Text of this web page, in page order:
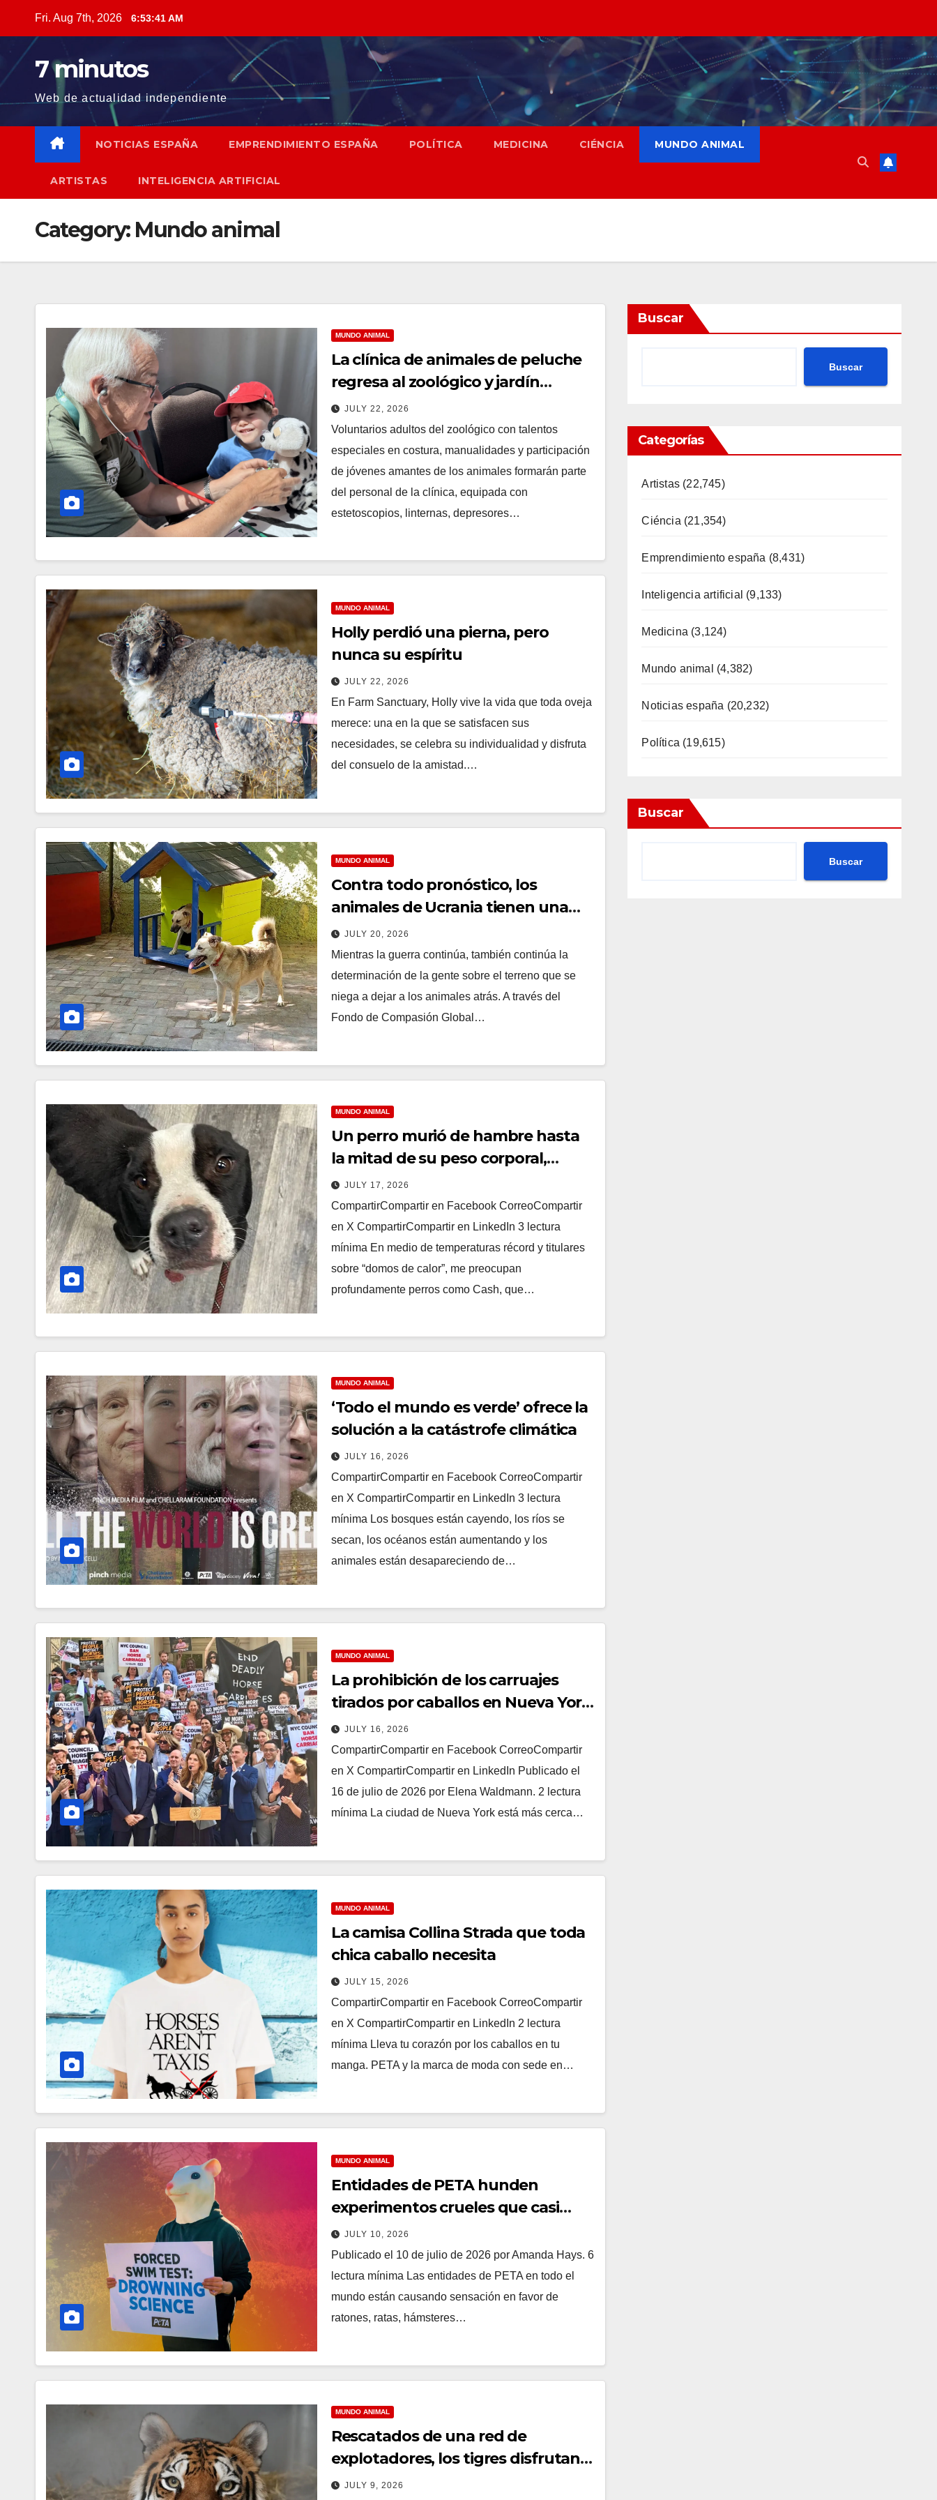
content
Fri. Aug 7th, 2026 6:53:42 AM
7 minutos
Web de actualidad independiente
NOTICIAS ESPAÑA EMPRENDIMIENTO ESPAÑA POLÍTICA MEDICINA CIÉNCIA MUNDO ANIMAL
ARTISTAS INTELIGENCIA ARTIFICIAL
Category: Mundo animal
MUNDO ANIMAL
La clínica de animales de peluche
regresa al zoológico y jardín
botánico de Cincinnati
JULY 22, 2026
Voluntarios adultos del zoológico con talentos
especiales en costura, manualidades y participación
de jóvenes amantes de los animales formarán parte
del personal de la clínica, equipada con
estetoscopios, linternas, depresores…
MUNDO ANIMAL
Holly perdió una pierna, pero
nunca su espíritu
JULY 22, 2026
En Farm Sanctuary, Holly vive la vida que toda oveja
merece: una en la que se satisfacen sus
necesidades, se celebra su individualidad y disfruta
del consuelo de la amistad.…
MUNDO ANIMAL
Contra todo pronóstico, los
animales de Ucrania tienen una
segunda oportunidad
JULY 20, 2026
Mientras la guerra continúa, también continúa la
determinación de la gente sobre el terreno que se
niega a dejar a los animales atrás. A través del
Fondo de Compasión Global…
MUNDO ANIMAL
Un perro murió de hambre hasta
la mitad de su peso corporal,
entonces PETA lo sacó
JULY 17, 2026
CompartirCompartir en Facebook CorreoCompartir
en X CompartirCompartir en LinkedIn 3 lectura
mínima En medio de temperaturas récord y titulares
sobre “domos de calor”, me preocupan
profundamente perros como Cash, que…
MUNDO ANIMAL
‘Todo el mundo es verde’ ofrece la
solución a la catástrofe climática
JULY 16, 2026
CompartirCompartir en Facebook CorreoCompartir
en X CompartirCompartir en LinkedIn 3 lectura
mínima Los bosques están cayendo, los ríos se
secan, los océanos están aumentando y los
animales están desapareciendo de…
MUNDO ANIMAL
La prohibición de los carruajes
tirados por caballos en Nueva York
alcanza un hito importante
JULY 16, 2026
CompartirCompartir en Facebook CorreoCompartir
en X CompartirCompartir en LinkedIn Publicado el
16 de julio de 2026 por Elena Waldmann. 2 lectura
mínima La ciudad de Nueva York está más cerca…
MUNDO ANIMAL
La camisa Collina Strada que toda
chica caballo necesita
JULY 15, 2026
CompartirCompartir en Facebook CorreoCompartir
en X CompartirCompartir en LinkedIn 2 lectura
mínima Lleva tu corazón por los caballos en tu
manga. PETA y la marca de moda con sede en…
MUNDO ANIMAL
Entidades de PETA hunden
experimentos crueles que casi
ahogan a animales en laboratorios
de todo el mundo
JULY 10, 2026
Publicado el 10 de julio de 2026 por Amanda Hays. 6
lectura mínima Las entidades de PETA en todo el
mundo están causando sensación en favor de
ratones, ratas, hámsteres…
MUNDO ANIMAL
Rescatados de una red de
explotadores, los tigres disfrutan
de la vida en el santuario
JULY 9, 2026
Buscar
Buscar
Categorías
Artistas(22,745)
Ciéncia (21,354)
Emprendimiento españa (8,431)
Inteligencia artificial (9,133)
Medicina (3,124)
Mundo animal (4,382)
Noticias españa (20,232)
Política (19,615)
Buscar
Buscar